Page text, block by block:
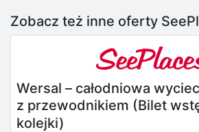
Zobacz też inne oferty
Wersal – całodniowa
z przewodnikiem (Bilet
kolejki)